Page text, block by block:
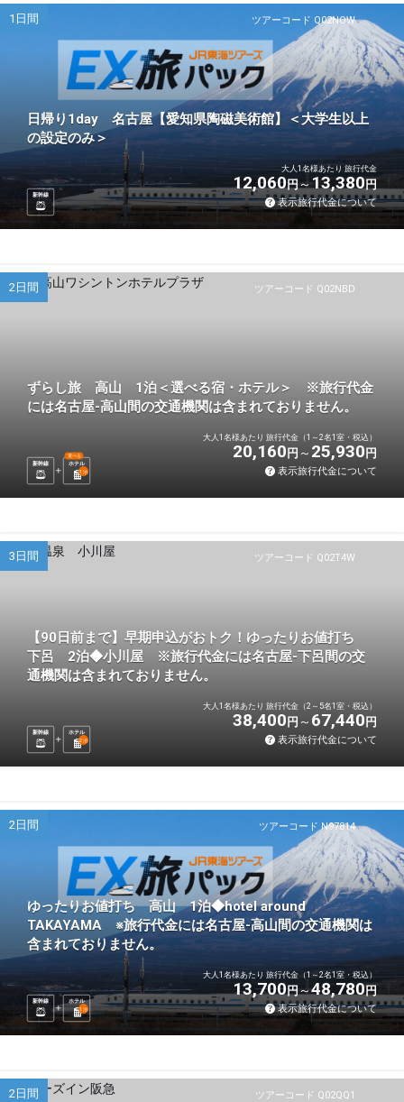
ツアーコード Q02NOW
1日間
日帰り1day 名古屋【愛知県陶磁美術館】＜大学生以上
の設定のみ＞
新幹線
大人1名様あたり 旅行代金
12,060円 13,380円
表示旅行代金について
ツアーコード Q02NBD
2日間
ずらし旅 高山 1泊＜選べる宿・ホテル＞ ※旅行代金
には名古屋-高山間の交通機関は含まれておりません。
新幹線 ホテル
選べる
1 泊
大人1名様あたり 旅行代金（1～2名1室・税込）
20,160円 25,930円
表示旅行代金について
ツアーコード Q02T4W
3日間
【90日前まで】早期申込がおトク！ゆったりお値打ち
下呂 2泊◆小川屋 ※旅行代金には名古屋-下呂間の交
通機関は含まれておりません。
新幹線
ホテル
2泊
大人1名様あたり 旅行代金（2～5名1室・税込）
38,400円 67,440円
表示旅行代金について
ツアーコード N97814
2日間
ゆったりお値打ち 高山 1泊◆hotel around
TAKAYAMA ※旅行代金には名古屋-高山間の交通機関は
含まれておりません。
新幹線
ホテル
1 泊
大人1名様あたり 旅行代金（1～2名1室・税込）
13,700円 48,780円
表示旅行代金について
ツアーコード Q02QQ1
2日間